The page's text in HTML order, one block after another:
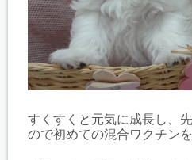
すくすくと元気に成長し、
ので初めての混合ワクチン